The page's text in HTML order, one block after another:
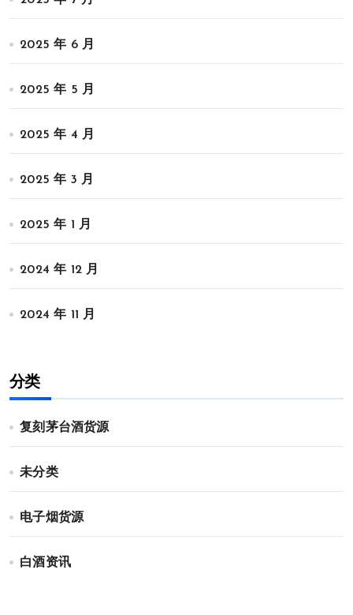
2025 年 6 月
2025 年 5 月
2025 年 4 月
2025 年 3 月
2025 年 1 月
2024 年 12 月
2024 年 11 月
分类
复刻茅台酒货源
未分类
电子烟货源
白酒资讯